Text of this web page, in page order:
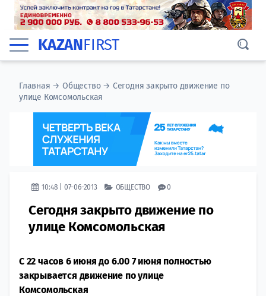
KAZANFIRST
Главная →Общество→ Сегодня закрыто движение по
улице Комсомольская
10:48 | 07-06-2013 ОБЩЕСТВО 0
Сегодня закрыто движение по
улице Комсомольская
С 22 часов 6 июня до 6.00 7 июня полностью
закрывается движение по улице
Комсомольская